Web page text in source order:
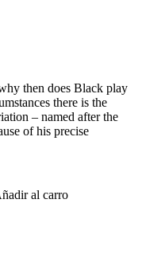
then does Black play
there is the
– named after the
of his precise
al carro